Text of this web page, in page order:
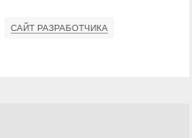
САЙТ РАЗРАБОТЧИКА